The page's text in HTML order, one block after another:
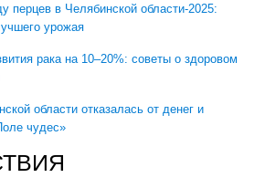
перцев в Челябинской области-2025:
урожая
рака на 10–20%: советы о здоровом
области отказалась от денег и
чудес»